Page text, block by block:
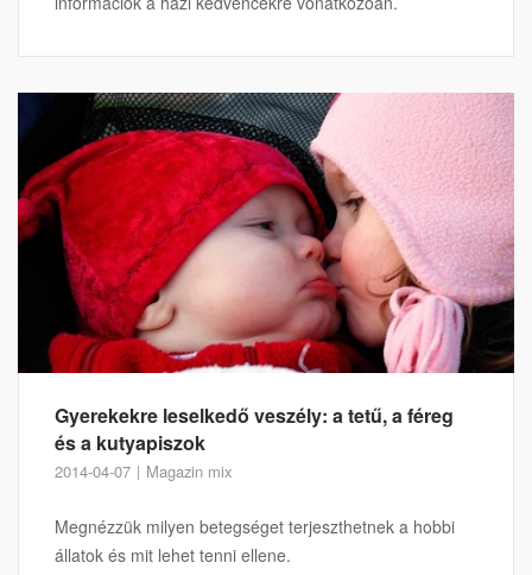
Gyerekekre leselkedő veszély: a tetű, a féreg
és a kutyapiszok
2014-04-07 Magazin mix
Megnézzük milyen betegséget terjeszthetnek a hobbi
állatok és mit lehet tenni ellene.